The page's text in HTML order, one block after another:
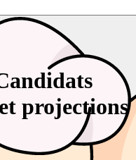
projections